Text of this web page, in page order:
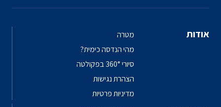
אודות
מטרה
מהי הנדסה כימית?
סיורי 360° בפקולטה
הצהרת נגישות
מדיניות פרטיות